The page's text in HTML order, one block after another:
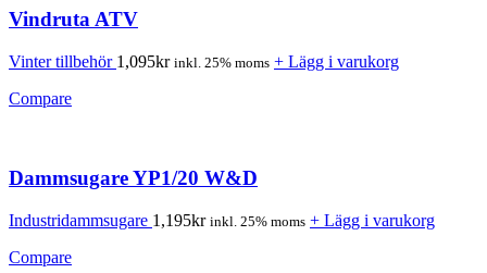
Vindruta ATV
Vinter tillbehör 1,095kr inkl. 25% moms + Lägg i varukorg
Compare
Dammsugare YP1/20 W&D
Industridammsugare 1,195kr inkl. 25% moms + Lägg i varukorg
Compare